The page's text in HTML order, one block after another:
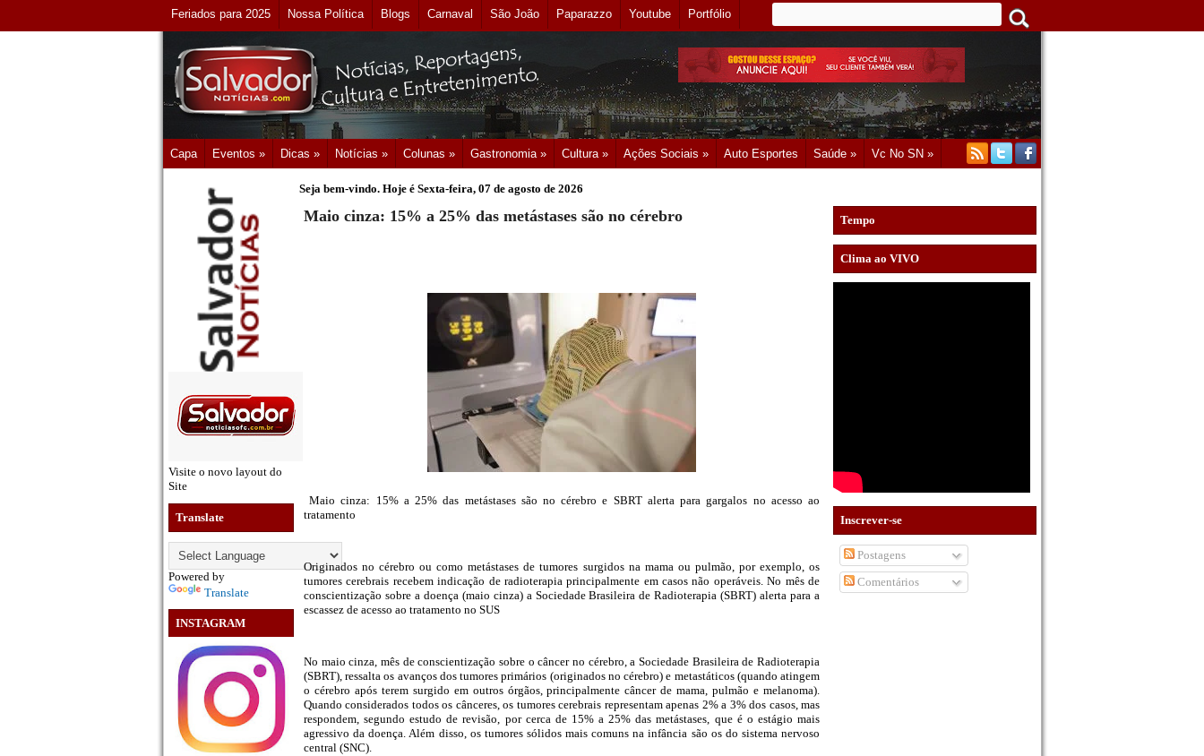
Feriados para 2025 Nossa Política Blogs Carnaval São João Paparazzo Youtube Portfólio
Capa Eventos » Dicas » Notícias » Colunas » Gastronomia » Cultura » Ações Sociais » Auto Esportes Saúde » Vc No SN »
Visite o novo layout do
Site
Translate
Powered by
Translate
INSTAGRAM
Seja bem-vindo. Hoje é Sexta-feira, 07 de agosto de 2026
Maio cinza: 15% a 25% das metástases são no cérebro
Maio cinza: 15% a 25% das metástases são no cérebro e SBRT alerta para gargalos no acesso ao
tratamento
Originados no cérebro ou como metástases de tumores surgidos na mama ou pulmão, por exemplo, os
tumores cerebrais recebem indicação de radioterapia principalmente em casos não operáveis. No mês de
conscientização sobre a doença (maio cinza) a Sociedade Brasileira de Radioterapia (SBRT) alerta para a
escassez de acesso ao tratamento no SUS
No maio cinza, mês de conscientização sobre o câncer no cérebro, a Sociedade Brasileira de Radioterapia
(SBRT), ressalta os avanços dos tumores primários (originados no cérebro) e metastáticos (quando atingem
o cérebro após terem surgido em outros órgãos, principalmente câncer de mama, pulmão e melanoma).
Quando considerados todos os cânceres, os tumores cerebrais representam apenas 2% a 3% dos casos, mas
respondem, segundo estudo de revisão, por cerca de 15% a 25% das metástases, que é o estágio mais
agressivo da doença. Além disso, os tumores sólidos mais comuns na infância são os do sistema nervoso
central (SNC).
Tempo
Clima ao VIVO
Inscrever-se
Postagens
Comentários